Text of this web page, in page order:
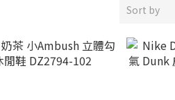
Sort by